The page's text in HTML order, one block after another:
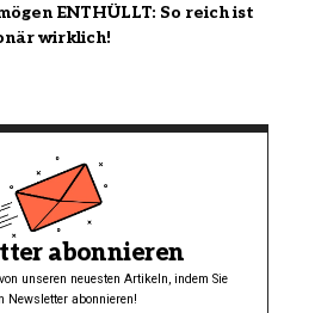
ENTHÜLLT: So reich ist
wirklich!
abonnieren
unseren neuesten Artikeln, indem Sie
Newsletter abonnieren!